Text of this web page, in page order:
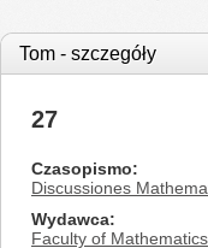
Tom - szczegóły
27
Czasopismo
Discussiones
Wydawca
Faculty of